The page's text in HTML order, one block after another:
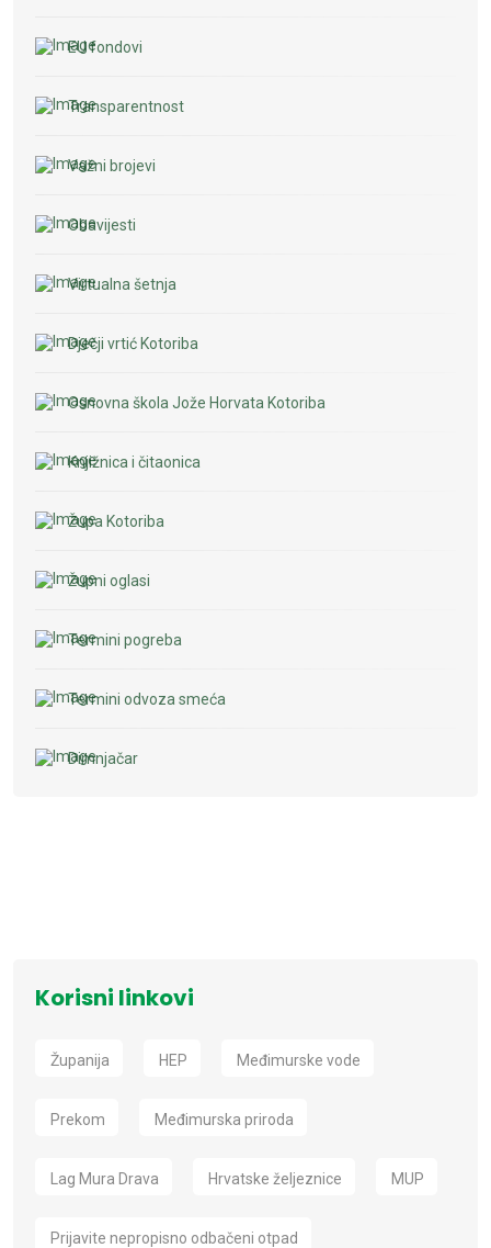
EU fondovi
Transparentnost
Važni brojevi
Obavijesti
Virtualna šetnja
Dječji vrtić Kotoriba
Osnovna škola Jože Horvata Kotoriba
Knjižnica i čitaonica
Župa Kotoriba
Župni oglasi
Termini pogreba
Termini odvoza smeća
Dimnjačar
Korisni linkovi
Županija HEP Međimurske vode
Prekom Međimurska priroda
Lag Mura Drava Hrvatske željeznice MUP
Prijavite nepropisno odbačeni otpad